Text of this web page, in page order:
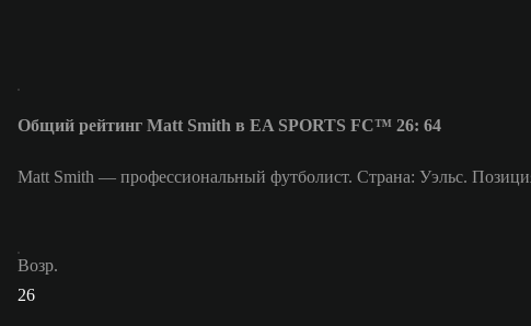
Общий рейтинг Matt Smith в EA SPORTS FC™ 26: 64
Matt Smith — профессиональный футболист. Страна: Уэльс.
Возр.
26